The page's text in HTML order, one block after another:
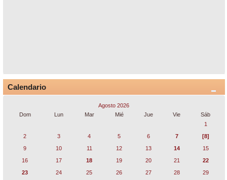
Calendario
Agosto 2026
Dom
Lun Mar Mié Jue Vie
Sáb
1
2
3 4 5 6 7
[8]
9
10 11 12 13 14
15
16
17 18 19 20 21
22
23
24 25 26 27 28 29